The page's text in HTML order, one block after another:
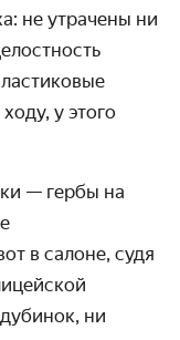
не утрачены ни
у этого
— гербы на
в салоне, судя
ни